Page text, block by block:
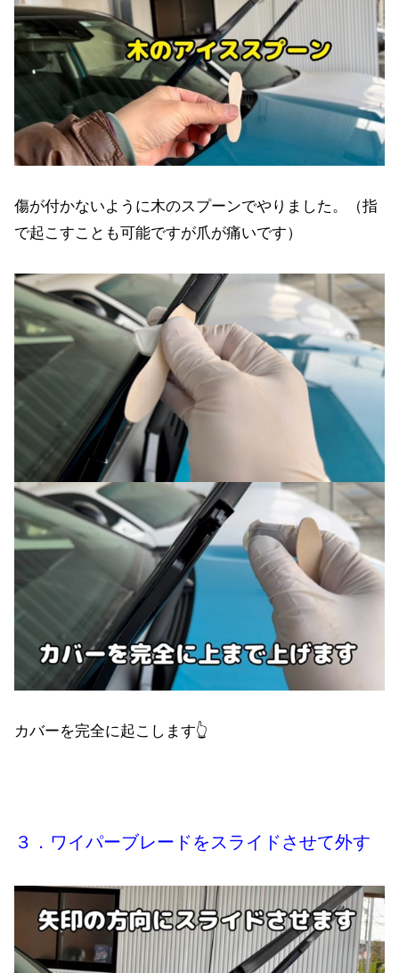
傷が付かないように木のスプーンでやりました。（指
で起こすことも可能ですが爪が痛いです）
カバーを完全に起こします👆
３．ワイパーブレードをスライドさせて外す